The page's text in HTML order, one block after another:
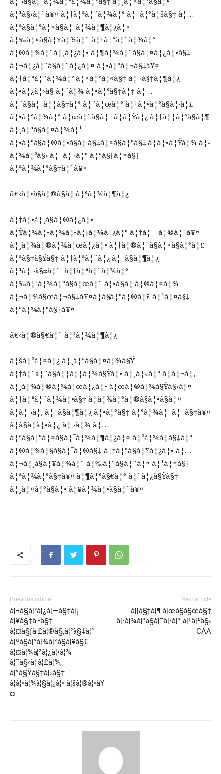
à¦¹à§‹à¦¨à¥¤ à¦†à¦ªà¦¨à¦¾à¦° à¦–à¦°à¦šà§‡ à¦…
à¦ªà§à¦°à¦¤à§à¦¯à¦¾à¦¶à¦¿à¦¤
à¦‰à¦¤à§à¦¥à¦¾à¦¨ à¦†à¦ªà¦¨à¦¾à¦°
à¦®à¦¾à¦¨à¦¸à¦¿à¦• à¦¶à¦¾à¦¨à§à¦¤à¦¿à¦•à§‡
à¦¬à¦¿à¦˜à§à¦¨à¦¿à¦¤ à¦•à¦°à¦¬à§‡à¥¤
à¦†à¦ªà¦¨à¦¾à¦° à¦¤à¦°à¦«à§‡ à¦¬à§‡à¦¶à¦¿
à¦•à¦¿à¦›à§ à¦¨à¦¾ à¦•à¦°à§‡à¦‡ à¦…
à¦¨à§à¦¯à¦¦à§‡à¦° à¦¨à¦œà¦° à¦†à¦•à¦°à§à¦·à¦£
à¦•à¦°à¦¾à¦° à¦œà¦¨à§à¦¯ à¦à¦Ÿà¦¿ à¦†à¦¦à¦°à§à¦¶
à¦¸à¦ªà§à¦¤à¦¾à¦¹
à¦•à¦°à§à¦®à¦•à§à¦·à§‡à¦¤à§à¦°à§‡ à¦à¦•à¦Ÿà¦¾ à¦­
à¦¾à¦²à§‹ à¦–à¦¬à¦° à¦ªà§‡à¦¤à§‡
à¦ªà¦¾à¦°à§‡à¦¨à¥¤
â€‹à¦•à§à¦®à§à¦­ à¦°à¦¾à¦¶à¦¿
à¦†à¦•à¦¸à§à¦®à¦¿à¦•
à¦Ÿà¦¾à¦•à¦¾à¦•à¦¡à¦¼à¦¿à¦° à¦†à¦—à¦®à¦¨à¥¤
à¦¸à¦¾à¦®à¦¾à¦œà¦¿à¦• à¦†à¦®à¦¨à§à¦¤à§à¦°à¦£
à¦ªà§‡à§Ÿà§‡ à¦†à¦ªà¦¨à¦¿ à¦–à§à¦¶à¦¿
à¦¹à¦¬à§‡à¦¨ à¦†à¦ªà¦¨à¦¾à¦°
à¦‰à¦ªà¦¾à¦°à§à¦œà¦¨ à¦•à§à¦·à¦®à¦¤à¦¾
à¦¬à¦¾à§œà¦¬à§‡à¥¤à¦­à§à¦°à¦®à¦£ à¦¹à¦¤à§‡
à¦ªà¦¾à¦°à§‡à¥¤
â€‹à¦®à§€à¦¨ à¦°à¦¾à¦¶à¦¿
à¦šà¦²à¦¤à¦¿ à¦¸à¦ªà§à¦¤à¦¾à§Ÿ
à¦†à¦¨à¦¨à§à¦¦à¦¦à¦¾à§Ÿà¦• à¦¸à¦«à¦° à¦à¦¬à¦‚
à¦¸à¦¾à¦®à¦¾à¦œà¦¿à¦• à¦œà¦®à¦¾à§Ÿà§‹à¦¤
à¦†à¦ªà¦¨à¦¾à¦•à§‡ à¦­à¦¾à¦°à¦®à§à¦•à§à¦¤
à¦à¦¬à¦‚ à¦–à§à¦¶à¦¿ à¦•à¦°à§‡ à¦°à¦¾à¦–à¦¬à§‡à¥¤
à¦à§à¦à¦•à¦¿ à¦¬à¦¾ à¦…
à¦ªà§à¦°à¦¤à§à¦¯à¦¾à¦¶à¦¿à¦¤ à¦²à¦¾à¦­à§‡à¦°
à¦®à¦¾à¦§à§à¦¯à¦®à§‡ à¦†à¦°à§à¦¥à¦¿à¦• à¦…
à¦¬à¦¸à§à¦¥à¦¾à¦¨ à¦‰à¦¨à§à¦¨à¦¤ à¦¹à¦¤à§‡
à¦ªà¦¾à¦°à§‡à¥¤ à¦¶à¦°à§€à¦° à¦¨à¦¿à§Ÿà§‡
à¦¸à¦¤à¦°à§à¦• à¦¥à¦¾à¦•à§à¦¨à¥¤
Previous article
à¦¬à§à¦°à¦¿à¦—à§‡à¦¡
à¦¥à§‡à¦•à§‡
à¦¤à§ƒà¦£à¦®à§‚à¦²à§‡à¦°
à¦ªà§à¦°à¦¾à¦°à§à¦¥à§€
à¦¤à¦¾à¦²à¦¿à¦•à¦¾
à¦˜à§‹à¦·à¦£à¦¾,
à¦°à§Ÿà§‡à¦›à§‡
à¦à¦•à¦¾à¦§à¦¿à¦• à¦šà¦®à¦•à¥
¤
Next article
à¦¦à§‡à¦¶ à¦œà§à§œà§‡
à¦•à¦¾à¦°à§à¦¯à¦•à¦° à¦¹à¦²à§‹
CAA